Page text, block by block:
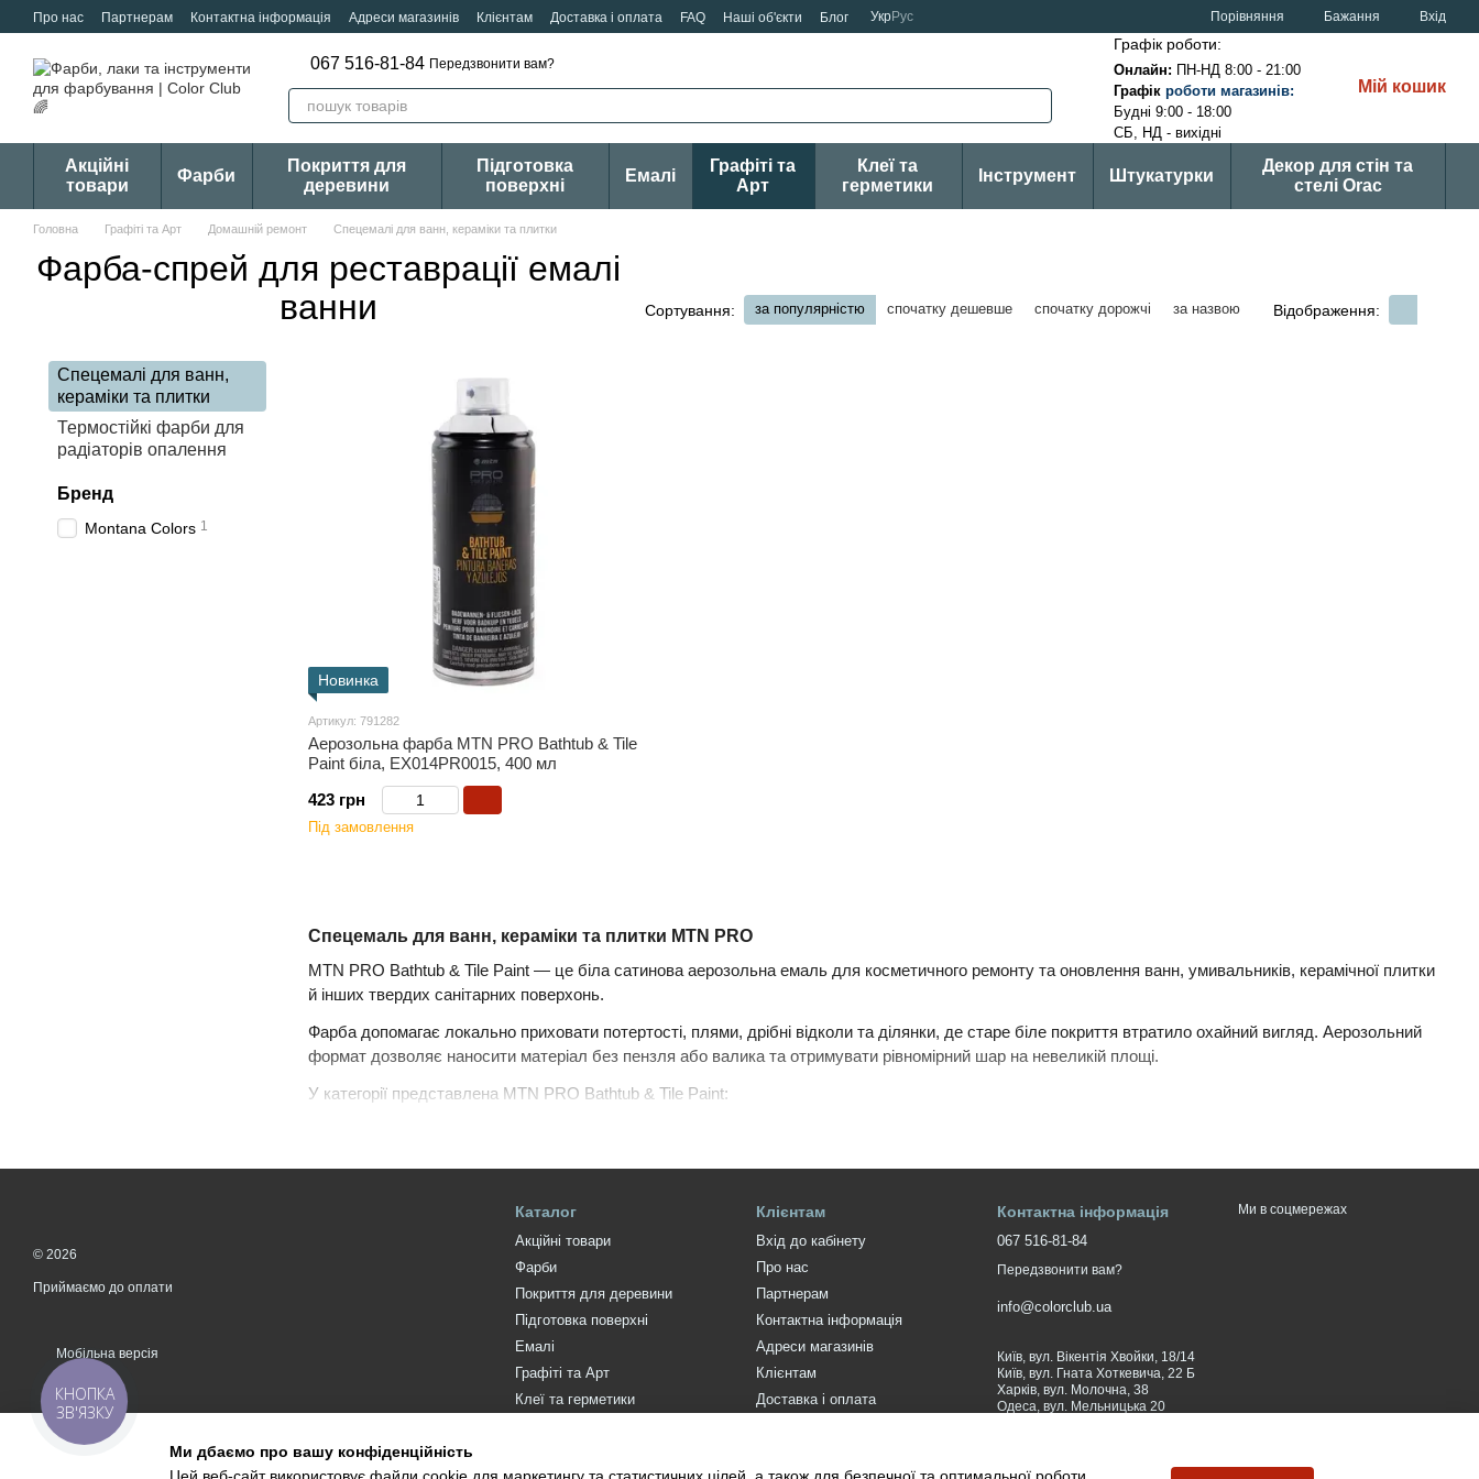
Перейти к основному контенту
Про нас Партнерам Контактна інформація Адреси магазинів Клієнтам Доставка і оплата FAQ Наші об'єкти Блог УкрРус Порівняння Бажання Вхід
067 516-81-84 Передзвонити вам?
Графік роботи:
Онлайн: ПН-НД 8:00 - 21:00
Графік роботи магазинів:
Будні 9:00 - 18:00
СБ, НД - вихідні
Мій кошик
Акційні
товари
Фарби
Покриття для
деревини
Підготовка
поверхні
Емалі
Графіті та
Арт
Клеї та
герметики
Інструмент Штукатурки
Декор для стін та
стелі Orac
Головна Графіті та Арт Домашній ремонт Спецемалі для ванн, кераміки та плитки
Фарба-спрей для реставрації емалі
ванни
Сортування: за популярністю спочатку дешевше спочатку дорожчі за назвою Відображення:
Спецемаль для ванн, кераміки та плитки MTN PRO
MTN PRO Bathtub & Tile Paint — це біла сатинова аерозольна емаль для косметичного ремонту та оновлення ванн, умивальників, керамічної плитки
й інших твердих санітарних поверхонь.
Фарба допомагає локально приховати потертості, плями, дрібні відколи та ділянки, де старе біле покриття втратило охайний вигляд. Аерозольний
формат дозволяє наносити матеріал без пензля або валика та отримувати рівномірний шар на невеликій площі.
У категорії представлена MTN PRO Bathtub & Tile Paint:
підвищена стійкість до вологи;
призначення для кераміки, порцеляни та фаянсу;
орієнтовне покриття до 1,5 м² з одного балона залежно від основи й способу нанесення.
Матеріал підходить саме для косметичного оновлення. Він не замінює ремонт тріщин, відновлення пошкодженої основи, гідроізоляцію або
професійну реставрацію ванни з великими дефектами.
Для яких поверхонь підходить MTN PRO Bathtub & Tile Paint
Новинка
Артикул: 791282
Аерозольна фарба MTN PRO Bathtub & Tile
Paint біла, EX014PR0015, 400 мл
423 грн
Під замовлення
Спецемалі для ванн,
кераміки та плитки
Термостійкі фарби для
радіаторів опалення
Бренд
Montana Colors 1
© 2026
Приймаємо до оплати
Мобільна версія
Каталог
Акційні товари
Фарби
Покриття для деревини
Підготовка поверхні
Емалі
Графіті та Арт
Клеї та герметики
Клієнтам
Вхід до кабінету
Про нас
Партнерам
Контактна інформація
Адреси магазинів
Клієнтам
Доставка і оплата
Контактна інформація
067 516-81-84
Передзвонити вам?
info@colorclub.ua
Київ, вул. Вікентія Хвойки, 18/14
Київ, вул. Гната Хоткевича, 22 Б
Харків, вул. Молочна, 38
Одеса, вул. Мельницька 20
Ми в соцмережах
Ми дбаємо про вашу конфіденційність
КНОПКА
ЗВ'ЯЗКУ